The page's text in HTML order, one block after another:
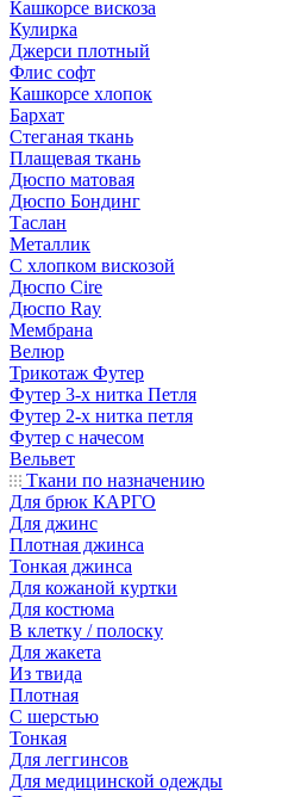
Кашкорсе вискоза
Кулирка
Джерси плотный
Флис софт
Кашкорсе хлопок
Бархат
Стеганая ткань
Плащевая ткань
Дюспо матовая
Дюспо Бондинг
Таслан
Металлик
С хлопком вискозой
Дюспо Cire
Дюспо Ray
Мембрана
Велюр
Трикотаж Футер
Футер 3-х нитка Петля
Футер 2-х нитка петля
Футер с начесом
Вельвет
Ткани по назначению
Для брюк КАРГО
Для джинс
Плотная джинса
Тонкая джинса
Для кожаной куртки
Для костюма
В клетку / полоску
Для жакета
Из твида
Плотная
С шерстью
Тонкая
Для леггинсов
Для медицинской одежды